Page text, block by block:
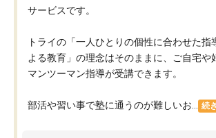
サービスです。
トライの「一人ひとりの個性に合わせた指
よる教育」の理念はそのままに、ご自宅や
マンツーマン指導が受講できます。
部活や習い事で塾に通うのが難しいお... 続